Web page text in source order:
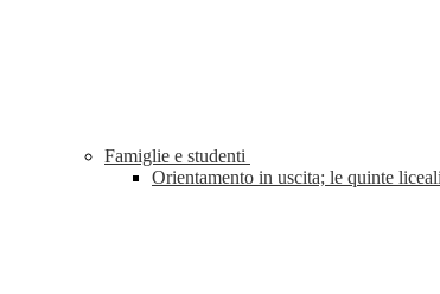
Famiglie e studenti
Orientamento in uscita; le quinte